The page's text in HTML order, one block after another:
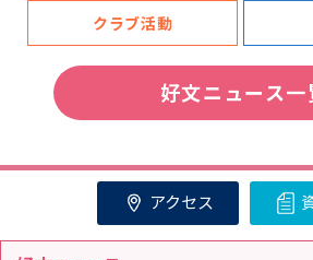
クラブ活動
好文ニュース一
アクセス